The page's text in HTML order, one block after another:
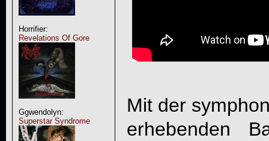
Horrifier:
Revelations Of Gore
Ggwendolyn:
Superstar Syndrome
Mit der
erhebenden